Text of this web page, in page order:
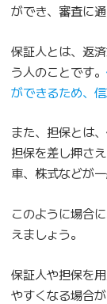
ができ、審査に
保証人とは、返
う人のことです。
ができるため、
また、担保とは
担保を差し押さ
車、株式などが
このように場合
えましょう。
保証人や担保を
やすくなる場合